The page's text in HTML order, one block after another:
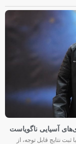
نتایج قابل توجه، از